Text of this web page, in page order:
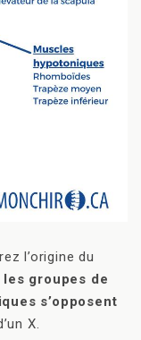
l’origine du
les groupes de
s’opposent
X.